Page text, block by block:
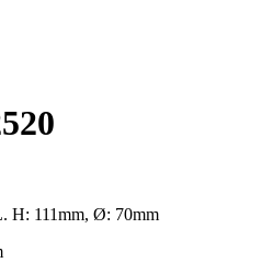
H: 111mm, Ø: 70mm